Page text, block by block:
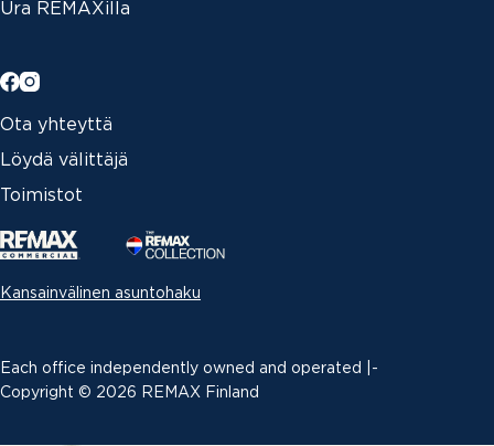
Ura REMAXilla
Ota yhteyttä
Löydä välittäjä
Toimistot
Kansainvälinen asuntohaku
Each office independently owned and operated |­
Copyright © 2026 REMAX Finland